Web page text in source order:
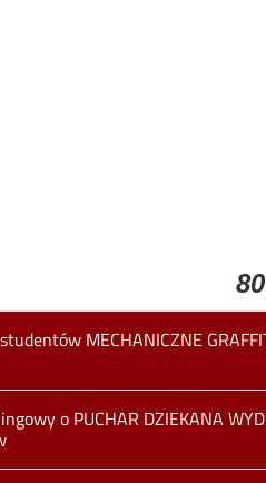
MECHANICZNE
o PUCHAR DZIEKANA